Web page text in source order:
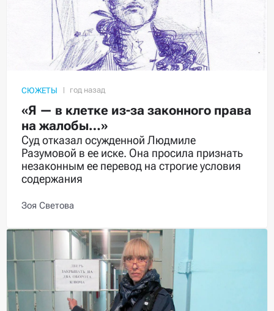
СЮЖЕТЫ
«Я — в клетке из-за законного права
на жалобы…»
Суд отказал осужденной Людмиле
Разумовой в ее иске. Она просила признать
незаконным ее перевод на строгие условия
содержания
Зоя Светова